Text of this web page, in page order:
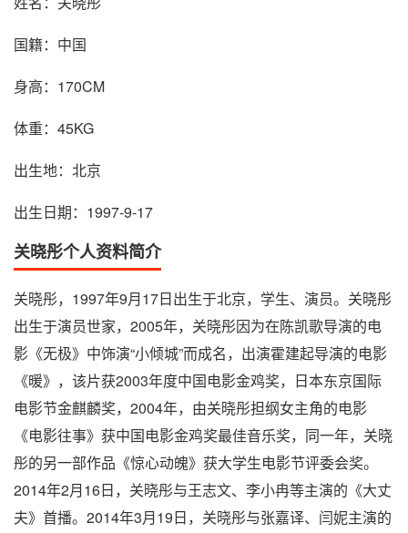
国籍：中国
身高：170CM
体重：45KG
出生地：北京
出生日期：1997-9-17
关晓彤个人资料简介
关晓彤，1997年9月17日出生于北京，学生、演员。关晓彤
出生于演员世家，2005年，关晓彤因为在陈凯歌导演的电
影《无极》中饰演“小倾城”而成名，出演霍建起导演的电影
《暖》，该片获2003年度中国电影金鸡奖，日本东京国际
电影节金麒麟奖，2004年，由关晓彤担纲女主角的电影
《电影往事》获中国电影金鸡奖最佳音乐奖，同一年，关晓
彤的另一部作品《惊心动魄》获大学生电影节评委会奖。
2014年2月16日，关晓彤与王志文、李小冉等主演的《大丈
夫》首播。2014年3月19日，关晓彤与张嘉译、闫妮主演的